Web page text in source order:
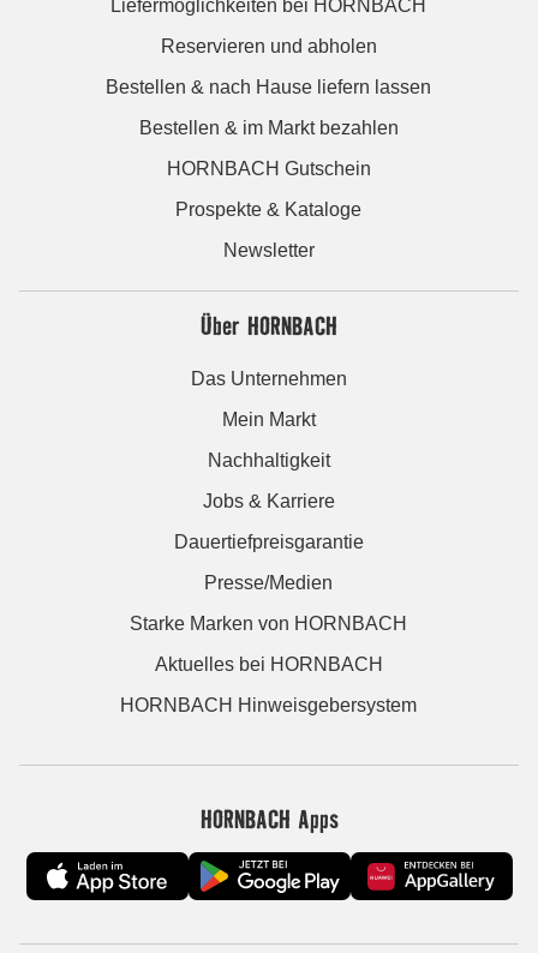
Liefermöglichkeiten bei HORNBACH
Reservieren und abholen
Bestellen & nach Hause liefern lassen
Bestellen & im Markt bezahlen
HORNBACH Gutschein
Prospekte & Kataloge
Newsletter
Über HORNBACH
Das Unternehmen
Mein Markt
Nachhaltigkeit
Jobs & Karriere
Dauertiefpreisgarantie
Presse/Medien
Starke Marken von HORNBACH
Aktuelles bei HORNBACH
HORNBACH Hinweisgebersystem
HORNBACH Apps